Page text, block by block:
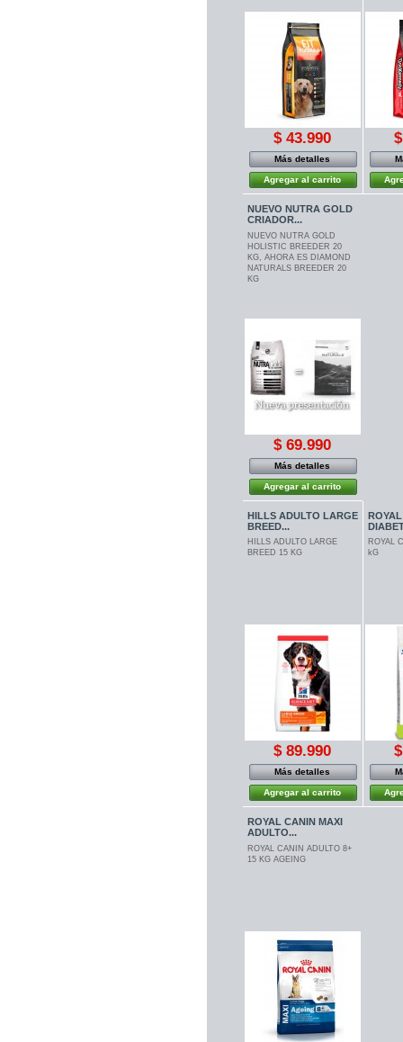
$ 43.990
Más detalles
Agregar al carrito
NUEVO NUTRA GOLD
CRIADOR...
NUEVO NUTRA GOLD
HOLISTIC BREEDER 20
KG, AHORA ES DIAMOND
NATURALS BREEDER 20
KG
$ 69.990
Más detalles
Agregar al carrito
HILLS ADULTO LARGE
BREED...
HILLS ADULTO LARGE
BREED 15 KG
$ 89.990
Más detalles
Agregar al carrito
ROYAL
kG
ROYAL CANIN MAXI
ADULTO...
ROYAL CANIN ADULTO 8+
15 KG AGEING